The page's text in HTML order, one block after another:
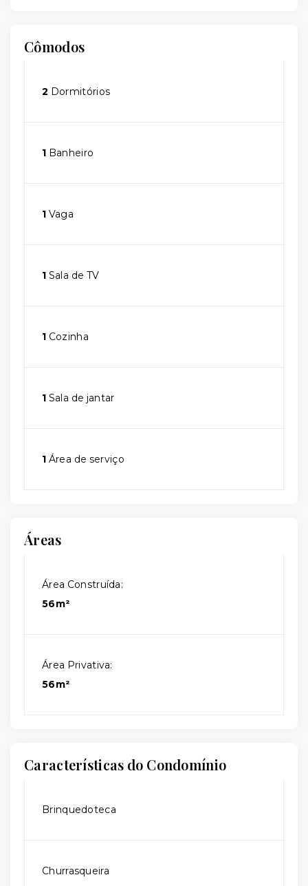
Cômodos
2 Dormitórios
1 Banheiro
1 Vaga
1 Sala de TV
1 Cozinha
1 Sala de jantar
1 Área de serviço
Áreas
Área Construída:
56m²
Área Privativa:
56m²
Características do Condomínio
Brinquedoteca
Churrasqueira